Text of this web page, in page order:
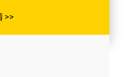
>>